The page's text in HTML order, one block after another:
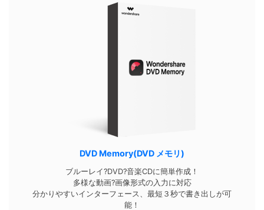
DVD Memory(DVD メモリ)
ブルーレイ?DVD?音楽CDに簡単作成！
多様な動画?画像形式の入力に対応
分かりやすいインターフェース、最短３秒で書き出しが可
能！